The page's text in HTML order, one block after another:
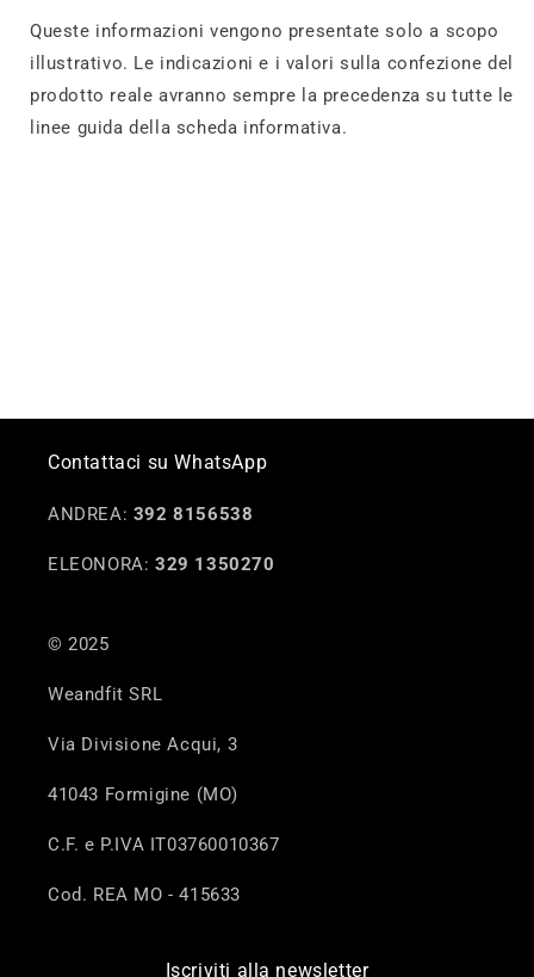
Queste informazioni vengono presentate solo a scopo
illustrativo. Le indicazioni e i valori sulla confezione del
prodotto reale avranno sempre la precedenza su tutte le
linee guida della scheda informativa.
Contattaci su WhatsApp
ANDREA: 392 8156538
ELEONORA: 329 1350270
© 2025
Weandfit SRL
Via Divisione Acqui, 3
41043 Formigine (MO)
C.F. e P.IVA IT03760010367
Cod. REA MO - 415633
Iscriviti alla newsletter